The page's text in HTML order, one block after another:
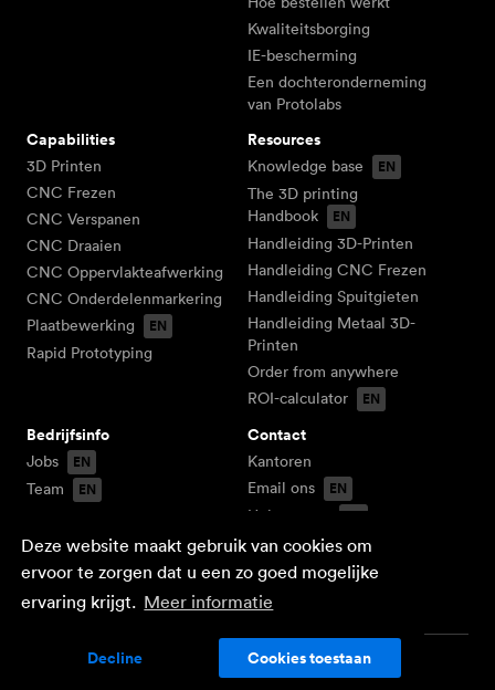
Deze website maakt gebruik van cookies om
ervoor te zorgen dat u een zo goed mogelijke
ervaring krijgt. Meer informatie
Decline Cookies toestaan
Kwaliteitsborging
IE-bescherming
Een dochteronderneming
van Protolabs
Capabilities
3D Printen
CNC Frezen
CNC Verspanen
CNC Draaien
CNC Oppervlakteafwerking
CNC Onderdelenmarkering
Plaatbewerking
Rapid Prototyping
Resources
Knowledge base
The 3D printing
Handbook
Handleiding 3D-Printen
Handleiding CNC Frezen
Handleiding Spuitgieten
Handleiding Metaal 3D-
Printen
Order from anywhere
ROI-calculator
Bedrijfsinfo
Jobs
Team
productiepartner
Privacybeleid
Servicevoorwaarden
Contact
Kantoren
Email ons
Help center
Ontvang direct een
offerte
NL